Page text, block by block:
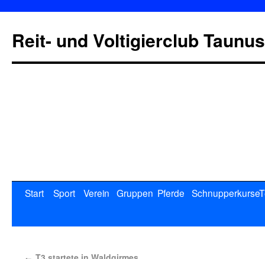
Reit- und Voltigierclub
Start Sport Verein Gruppen Pferde Schnupperkurse